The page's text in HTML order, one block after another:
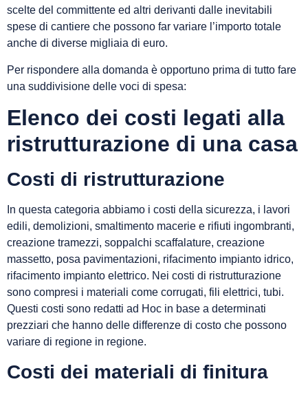
scelte del committente ed altri derivanti dalle inevitabili
spese di cantiere che possono far variare l’importo totale
anche di diverse migliaia di euro.
Per rispondere alla domanda è opportuno prima di tutto fare
una suddivisione delle voci di spesa:
Elenco dei costi legati alla
ristrutturazione di una casa
Costi di ristrutturazione
In questa categoria abbiamo i costi della sicurezza, i lavori
edili, demolizioni, smaltimento macerie e rifiuti ingombranti,
creazione tramezzi, soppalchi scaffalature, creazione
massetto, posa pavimentazioni, rifacimento impianto idrico,
rifacimento impianto elettrico. Nei costi di ristrutturazione
sono compresi i materiali come corrugati, fili elettrici, tubi.
Questi costi sono redatti ad Hoc in base a determinati
prezziari che hanno delle differenze di costo che possono
variare di regione in regione.
Costi dei materiali di finitura